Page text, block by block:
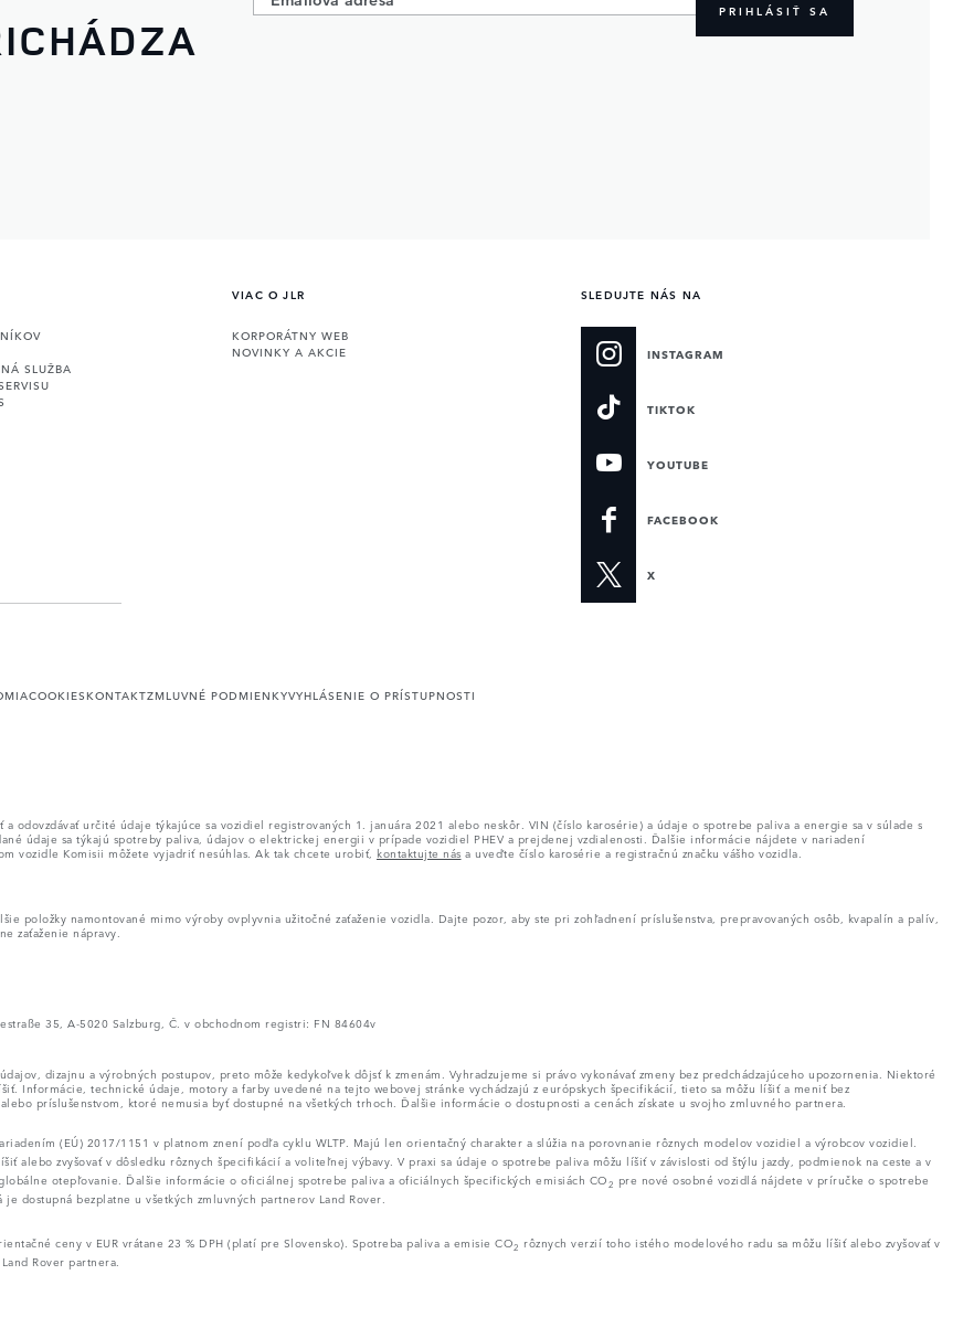
PRIHLÁSIŤ SA
SLUŽBA
VIAC O JLR
KORPORÁTNY WEB
NOVINKY A AKCIE
SLEDUJTE NÁS NA
INSTAGRAM
TIKTOK
YOUTUBE
FACEBOOK
X
COOKIESKONTAKTZMLUVNÉ PODMIENKYVYHLÁSENIE O PRÍSTUPNOSTI
odovzdávať určité údaje týkajúce sa vozidiel registrovaných 1. januára 2021 alebo neskôr. VIN (číslo karosérie) a údaje o spotrebe paliva a energie sa v súlade s
údaje sa týkajú spotreby paliva, údajov o elektrickej energii v prípade vozidiel PHEV a prejdenej vzdialenosti. Ďalšie informácie nájdete v nariadení
vozidle Komisii môžete vyjadriť nesúhlas. Ak tak chcete urobiť, kontaktujte nás a uveďte číslo karosérie a registračnú značku vášho vozidla.
položky namontované mimo výroby ovplyvnia užitočné zaťaženie vozidla. Dajte pozor, aby ste pri zohľadnení príslušenstva, prepravovaných osôb, kvapalín a palív,
zaťaženie nápravy.
35, A-5020 Salzburg, Č. v obchodnom registri: FN 84604v
dizajnu a výrobných postupov, preto môže kedykoľvek dôjsť k zmenám. Vyhradzujeme si právo vykonávať zmeny bez predchádzajúceho upozornenia. Niektoré
Informácie, technické údaje, motory a farby uvedené na tejto webovej stránke vychádzajú z európskych špecifikácií, tieto sa môžu líšiť a meniť bez
príslušenstvom, ktoré nemusia byť dostupné na všetkých trhoch. Ďalšie informácie o dostupnosti a cenách získate u svojho zmluvného partnera.
(EÚ) 2017/1151 v platnom znení podľa cyklu WLTP. Majú len orientačný charakter a slúžia na porovnanie rôznych modelov vozidiel a výrobcov vozidiel.
alebo zvyšovať v dôsledku rôznych špecifikácií a voliteľnej výbavy. V praxi sa údaje o spotrebe paliva môžu líšiť v závislosti od štýlu jazdy, podmienok na ceste a v
otepľovanie. Ďalšie informácie o oficiálnej spotrebe paliva a oficiálnych špecifických emisiách CO2 pre nové osobné vozidlá nájdete v príručke o spotrebe
dostupná bezplatne u všetkých zmluvných partnerov Land Rover.
ceny v EUR vrátane 23 % DPH (platí pre Slovensko). Spotreba paliva a emisie CO2 rôznych verzií toho istého modelového radu sa môžu líšiť alebo zvyšovať v
Rover partnera.